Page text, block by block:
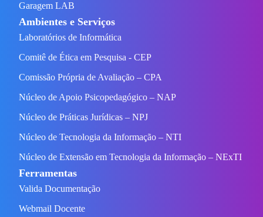
Garagem LAB
Ambientes e Serviços
Laboratórios de Informática
Comitê de Ética em Pesquisa - CEP
Comissão Própria de Avaliação – CPA
Núcleo de Apoio Psicopedagógico – NAP
Núcleo de Práticas Jurídicas – NPJ
Núcleo de Tecnologia da Informação – NTI
Núcleo de Extensão em Tecnologia da Informação – NExTI
Ferramentas
Valida Documentação
Webmail Docente